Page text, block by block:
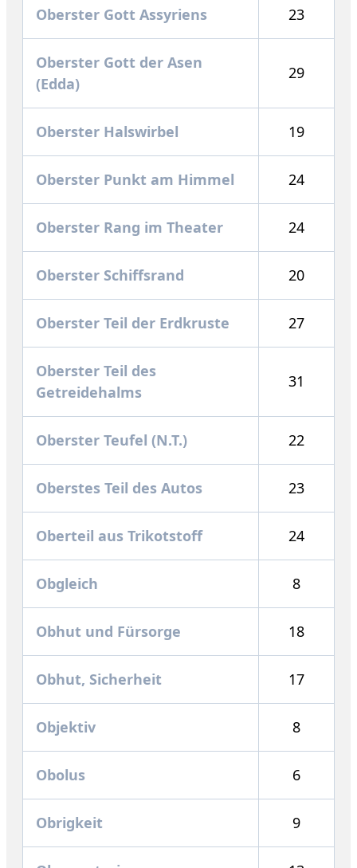
Oberster Gott Assyriens 23
Oberster Gott der Asen
(Edda)
29
Oberster Halswirbel 19
Oberster Punkt am Himmel 24
Oberster Rang im Theater 24
Oberster Schiffsrand 20
Oberster Teil der Erdkruste 27
Oberster Teil des
Getreidehalms
31
Oberster Teufel (N.T.) 22
Oberstes Teil des Autos 23
Oberteil aus Trikotstoff 24
Obgleich 8
Obhut und Fürsorge 18
Obhut, Sicherheit 17
Objektiv 8
Obolus 6
Obrigkeit 9